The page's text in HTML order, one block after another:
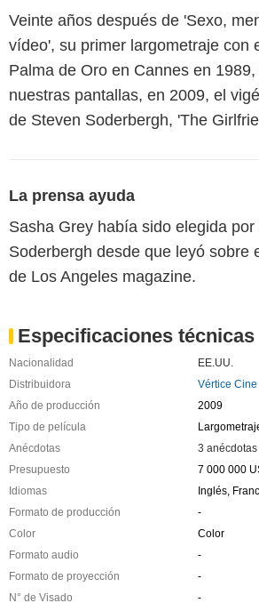
Veinte años después de 'Sexo,
vídeo', su primer largometraje con
Palma de Oro en Cannes en
nuestras pantallas, en 2009, el
de Steven Soderbergh, 'The
La prensa ayuda
Sasha Grey había sido elegida por
Soderbergh desde que leyó sobre
de Los Angeles magazine.
Especificaciones técnicas
Nacionalidad
EE.UU.
Distribuidora
Vértice Cine
Año de producción
2009
Tipo de película
Anécdotas
3 anécdotas
Presupuesto
7 000 000
Idiomas
Inglés,
Formato de producción
-
Color
Color
Formato audio
-
Formato de proyección
-
N° de Visado
-